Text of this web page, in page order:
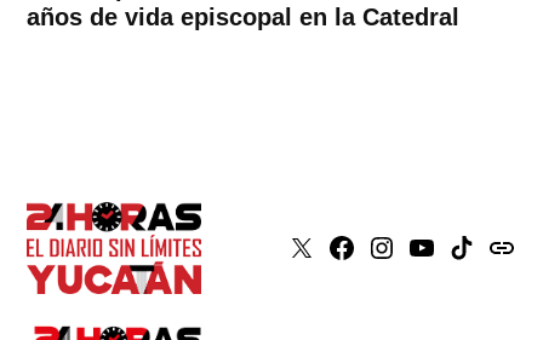
años de vida episcopal en la Catedral
X Faceboook
Instagram
YoutubeTiktokissuu